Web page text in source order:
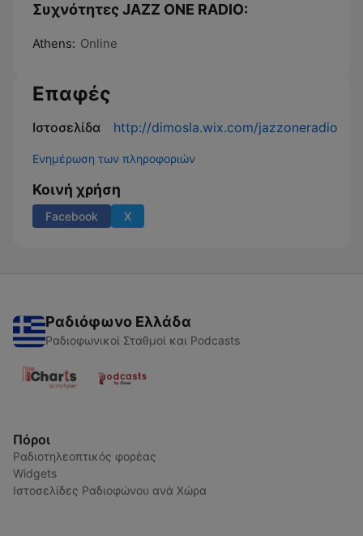
Συχνότητες JAZZ ONE RADIO:
Athens: Online
Επαφές
Ιστοσελίδα http://dimosla.wix.com/jazzoneradio
Ενημέρωση των πληροφοριών
Κοινή χρήση
Facebook X
Ραδιόφωνο Ελλάδα
Ραδιοφωνικοί Σταθμοί και Podcasts
Πόροι
Ραδιοτηλεοπτικός φορέας
Widgets
Ιστοσελίδες Ραδιοφώνου ανά Χώρα